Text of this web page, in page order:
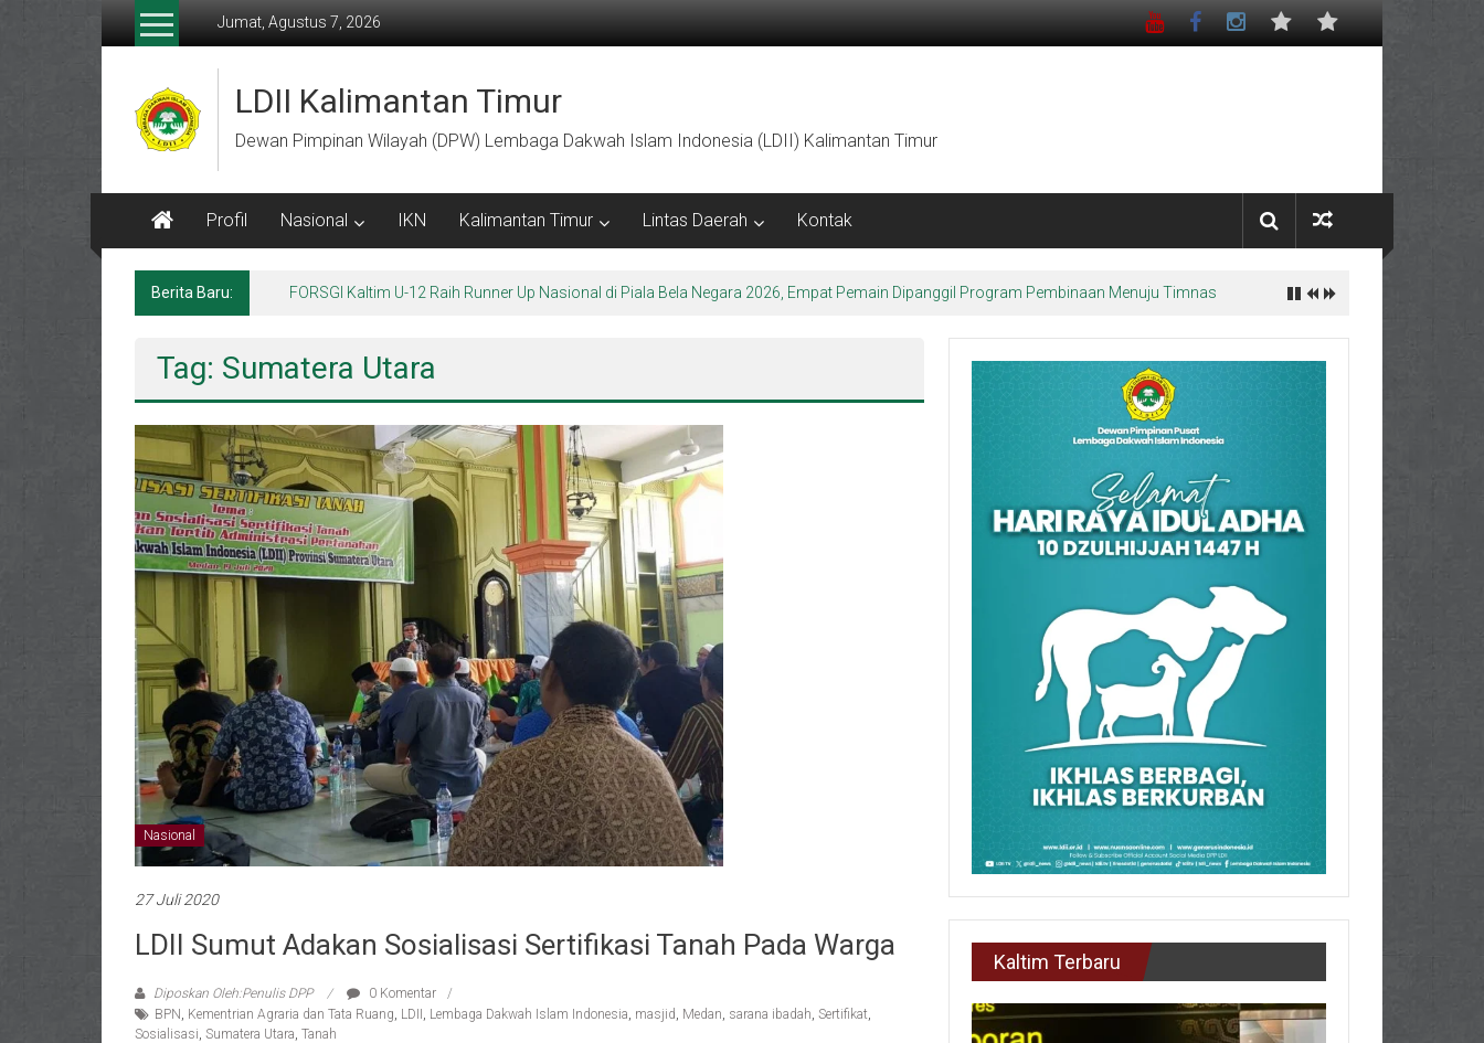
Lompat
Jumat, Agustus 7, 2026
LDII Kalimantan Timur
Dewan Pimpinan Wilayah (DPW) Lembaga Dakwah Islam Indonesia (LDII) Kalimantan Timur
Profil Nasional IKN Kalimantan Timur Lintas Daerah Kontak
Berita Baru: FORSGI Kaltim U-12 Raih Runner Up Nasional di Piala Bela Negara 2026, Empat Pemain Dipanggil Program Pembinaan Menuju Timnas
Tag: Sumatera Utara
Nasional
27 Juli 2020
LDII Sumut Adakan Sosialisasi Sertifikasi Tanah Pada Warga
Diposkan Oleh:Penulis DPP
0 Komentar
BPN Kementrian Agraria dan Tata Ruang LDII Lembaga Dakwah Islam Indonesia masjid Medan sarana ibadah Sertifikat
Sosialisasi Sumatera Utara Tanah
Kaltim Terbaru